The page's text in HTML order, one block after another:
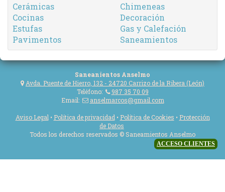
Cerámicas
Chimeneas
Cocinas
Decoración
Estufas
Gas y Calefación
Pavimentos
Saneamientos
Saneanientos Anselmo
Avda. Puente de Hierro, 132 - 24720 Carrizo de la Ribera (León)
Teléfono:
987 35 70 09
Email:
anselmarcos@gmail.com
Aviso Legal • Política de privacidad • Política de Cookies • Protección
de Datos
Todos los derechos reservados © Saneamientos Anselmo
ACCESO CLIENTES